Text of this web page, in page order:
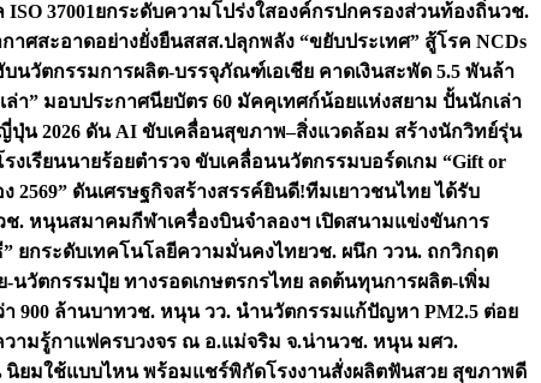
37001ยกระดับความโปร่งใสองค์กรปกครองส่วนท้องถิ่นวช.
าศสะอาดอย่างยั่งยืนสสส.ปลุกพลัง “ขยับประเทศ” สู้โรค NCDs
บนวัตกรรมการผลิต-บรรจุภัณฑ์เอเชีย คาดเงินสะพัด 5.5 พันล้า
า” มอบประกาศนียบัตร 60 มัคคุเทศก์น้อยแห่งสยาม ปั้นนักเล่า
ปุ่น 2026 ดัน AI ขับเคลื่อนสุขภาพ–สิ่งแวดล้อม สร้างนักวิทย์รุ่น
รงเรียนนายร้อยตำรวจ ขับเคลื่อนนวัตกรรมบอร์ดเกม “Gift or
ดันเศรษฐกิจสร้างสรรค์ยินดี!ทีมเยาวชนไทย ได้รับ
ช. หนุนสมาคมกีฬาเครื่องบินจำลองฯ เปิดสนามแข่งขันการ
ยกระดับเทคโนโลยีความมั่นคงไทยวช. ผนึก ววน. ถกวิกฤต
-นวัตกรรมปุ๋ย ทางรอดเกษตรกรไทย ลดต้นทุนการผลิต-เพิ่ม
900 ล้านบาทวช. หนุน วว. นำนวัตกรรมแก้ปัญหา PM2.5 ต่อย
ามรู้กาแฟครบวงจร ณ อ.แม่จริม จ.น่านวช. หนุน มศว.
นิยมใช้แบบไหน พร้อมแชร์พิกัดโรงงานสั่งผลิตฟันสวย สุขภาพดี